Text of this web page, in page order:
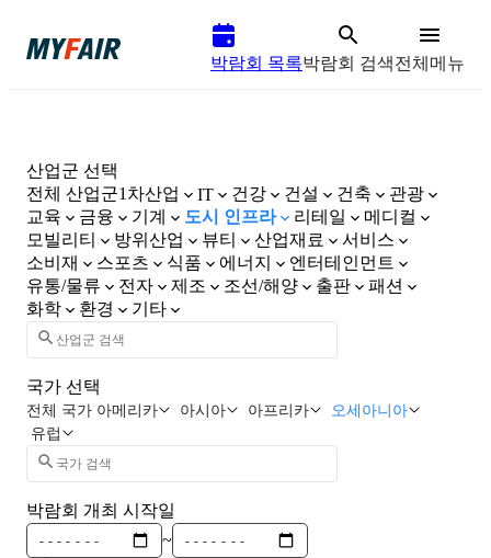
박람회 목록박람회 검색전체메뉴
산업군 선택
전체 산업군1차산업 IT 건강 건설 건축
관광
교육
금융 기계 도시 인프라 리테일
메디컬
모빌리티
방위산업 뷰티 산업재료
서비스
소비재
스포츠 식품 에너지
엔터테인먼트
유통/물류
전자 제조 조선/해양 출판
패션
화학
환경 기타
국가 선택
전체 국가 아메리카 아시아 아프리카
오세아니아
유럽
박람회 개최 시작일
~